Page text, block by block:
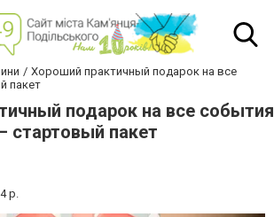
Хороший практичный подарок на все
пакет
подарок на все события
стартовый пакет
р.